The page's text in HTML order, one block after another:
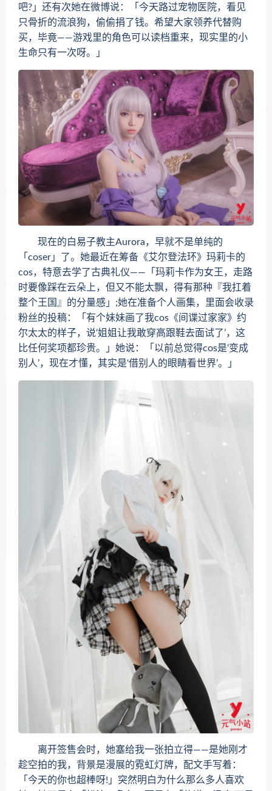
吧?」还有次她在微博说：「今天路过宠物医院，看见
只骨折的流浪狗，偷偷捐了钱。希望大家领养代替购
买，毕竟——游戏里的角色可以读档重来，现实里的小
生命只有一次呀。」
现在的白易子教主Aurora，早就不是单纯的
「coser」了。她最近在筹备《艾尔登法环》玛莉卡的
cos，特意去学了古典礼仪——「玛莉卡作为女王，走路
时要像踩在云朵上，但又不能太飘，得有那种『我扛着
整个王国』的分量感」;她在准备个人画集，里面会收录
粉丝的投稿：「有个妹妹画了我cos《间谍过家家》约
尔太太的样子，说‘姐姐让我敢穿高跟鞋去面试了’，这
比任何奖项都珍贵。」她说：「以前总觉得cos是‘变成
别人’，现在才懂，其实是‘借别人的眼睛看世界’。」
离开签售会时，她塞给我一张拍立得——是她刚才
趁空拍的我，背景是漫展的霓虹灯牌，配文手写着：
「今天的你也超棒呀!」突然明白为什么那么多人喜欢